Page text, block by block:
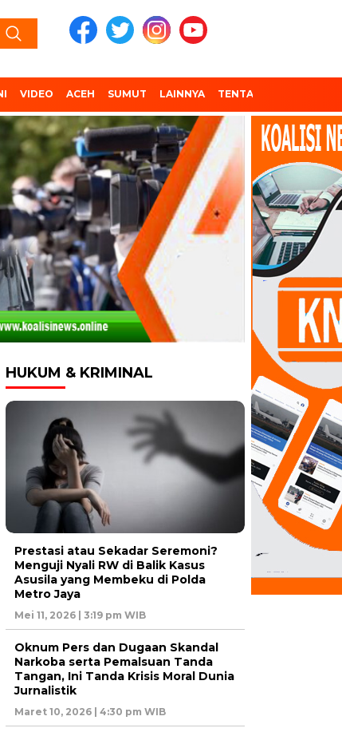
VIDEO ACEH SUMUT LAINNYA TENTANG KAMI
HUKUM & KRIMINAL
Prestasi atau Sekadar Seremoni?
Menguji Nyali RW di Balik Kasus
Asusila yang Membeku di Polda
Metro Jaya
Mei 11, 2026 | 3:19 pm WIB
Oknum Pers dan Dugaan Skandal
Narkoba serta Pemalsuan Tanda
Tangan, Ini Tanda Krisis Moral Dunia
Jurnalistik
Maret 10, 2026 | 4:30 pm WIB